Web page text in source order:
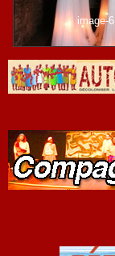
image-6